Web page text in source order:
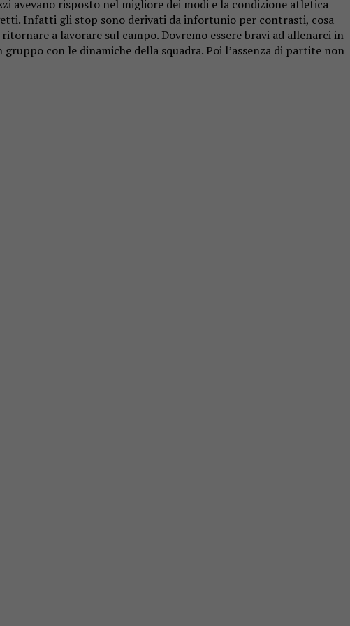
avevano risposto nel migliore dei modi e la condizione atletica
Infatti gli stop sono derivati da infortunio per contrasti, cosa
a lavorare sul campo. Dovremo essere bravi ad allenarci in
con le dinamiche della squadra. Poi l’assenza di partite non